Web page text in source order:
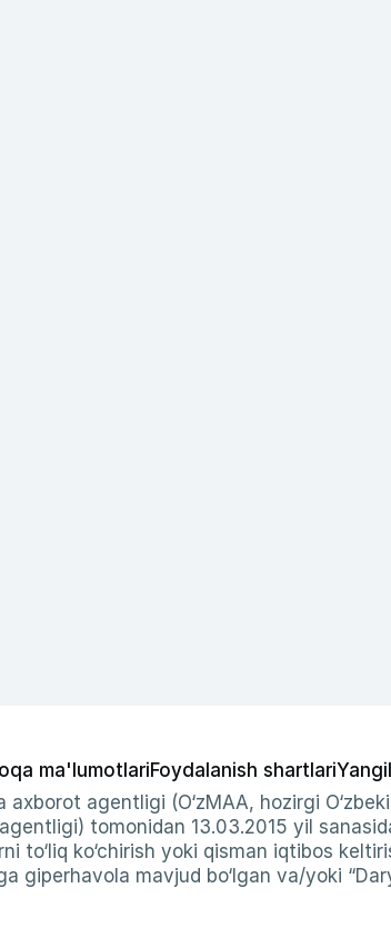
ma'lumotlariFoydalanish shartlari
agentligi (O‘zMAA, hozirgi
tomonidan 13.03.2015 yil
to‘liq ko‘chirish yoki qisman iqtibos
giperhavola mavjud bo‘lgan va/yoki